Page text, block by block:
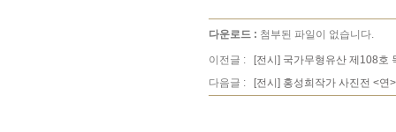
다운로드 : 첨부된 파일이 없습니다.
이전글 :
[전시] 국가무형유산 제108호
다음글 :
[전시] 홍성희작가 사진전 <연